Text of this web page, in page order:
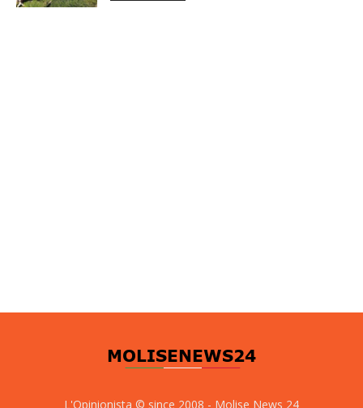
L'Opinionista © since 2008 - Molise News 24